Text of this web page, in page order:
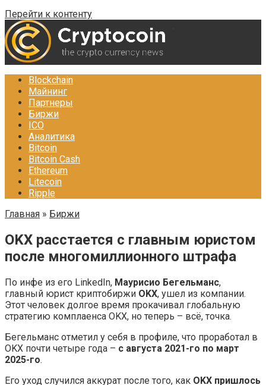
Перейти к контенту
Blockchain
Майнинг
Партнеры
Биржи
ICO
Аналитика
Bitcoin
Bitcoin Cash
Ethereum
Litecoin
Ripple
Главная » Биржи
OKX расстается с главным юристом
после многомиллионного штрафа
По инфе из его LinkedIn, Маурисио Бегельманс,
главный юрист криптобиржи OKX, ушел из компании.
Этот человек долгое время прокачивал глобальную
стратегию комплаенса OKX, но теперь – всё, точка.
Бегельманс отметил у себя в профиле, что проработал в
OKX почти четыре года – с августа 2021-го по март
2025-го.
Его уход случился аккурат после того, как OKX пришлось